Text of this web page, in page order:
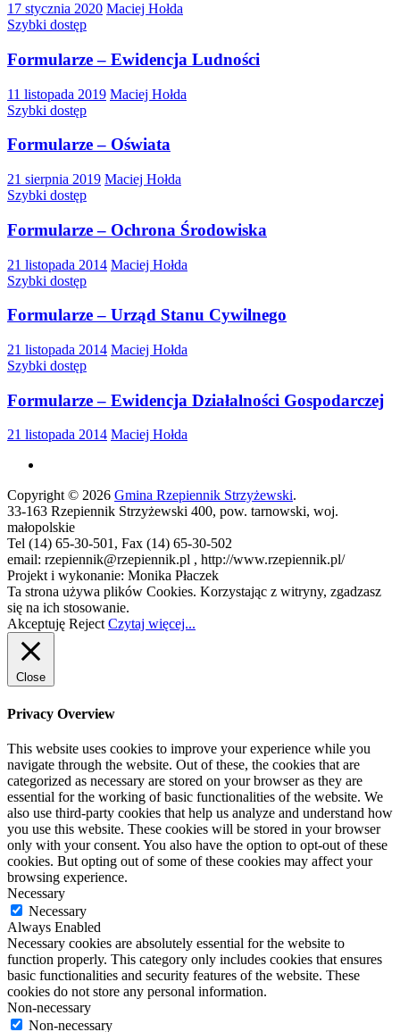
17 stycznia 2020 Maciej Hołda
Szybki dostęp
Formularze – Ewidencja Ludności
11 listopada 2019 Maciej Hołda
Szybki dostęp
Formularze – Oświata
21 sierpnia 2019 Maciej Hołda
Szybki dostęp
Formularze – Ochrona Środowiska
21 listopada 2014 Maciej Hołda
Szybki dostęp
Formularze – Urząd Stanu Cywilnego
21 listopada 2014 Maciej Hołda
Szybki dostęp
Formularze – Ewidencja Działalności Gospodarczej
21 listopada 2014 Maciej Hołda
Copyright © 2026 Gmina Rzepiennik Strzyżewski.
33-163 Rzepiennik Strzyżewski 400, pow. tarnowski, woj.
małopolskie
Tel (14) 65-30-501, Fax (14) 65-30-502
email: rzepiennik@rzepiennik.pl , http://www.rzepiennik.pl/
Projekt i wykonanie: Monika Płaczek
Ta strona używa plików Cookies. Korzystając z witryny, zgadzasz
się na ich stosowanie.
Akceptuję Reject Czytaj więcej...
Close
Privacy Overview
This website uses cookies to improve your experience while you
navigate through the website. Out of these, the cookies that are
categorized as necessary are stored on your browser as they are
essential for the working of basic functionalities of the website. We
also use third-party cookies that help us analyze and understand how
you use this website. These cookies will be stored in your browser
only with your consent. You also have the option to opt-out of these
cookies. But opting out of some of these cookies may affect your
browsing experience.
Necessary
Necessary
Always Enabled
Necessary cookies are absolutely essential for the website to
function properly. This category only includes cookies that ensures
basic functionalities and security features of the website. These
cookies do not store any personal information.
Non-necessary
Non-necessary